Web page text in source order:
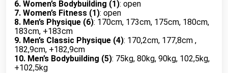
6. Women’s Bodybuilding (1): open
7. Women’s Fitness (1): open
8. Men’s Physique (6): 170cm, 173cm, 175cm, 180cm,
183cm, +183cm
9. Men’s Classic Physique (4): 170,2cm, 177,8cm ,
182,9cm, +182,9cm
10. Men’s Bodybuilding (5): 75kg, 80kg, 90kg, 102,5kg,
+102,5kg